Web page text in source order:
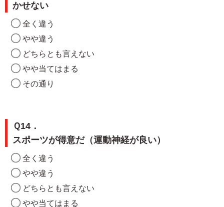
かせない
全く違う
やや違う
どちらとも言えない
やや当てはまる
その通り
Ｑ14．
スポーツが得意だ（運動神経が良い）
全く違う
やや違う
どちらとも言えない
やや当てはまる